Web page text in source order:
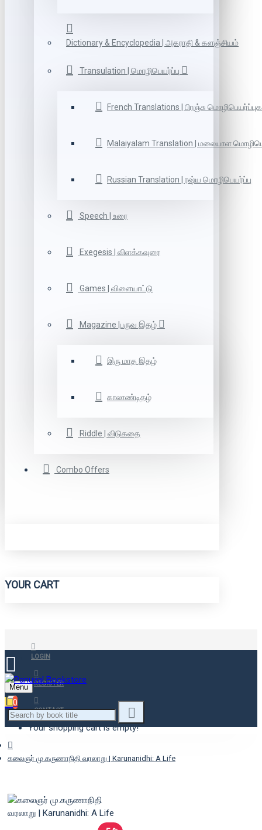
Dictionary & Encyclopedia | அகராதி & களஞ்சியம்
Transulation | மொழிபெயர்ப்பு
French Translations | பிரஞ்சு
Malaiyalam Translation | மலையாள
Russian Translation | ரஷ்ய மொழிபெயர்ப்பு
Speech | உரை
Exegesis | விளக்கவுரை
Games | விளையாட்டு
Magazine |பருவ இதழ்
இரு மாத இதழ்
காலாண்டிதழ்
Riddle | விடுகதை
Combo Offers
YOUR CART
LOGIN
REGISTER
CONTACT
Menu
0
Your shopping cart is empty!
கலைஞர் மு.கருணாநிதி வரலாறு | Karunanidhi: A Life